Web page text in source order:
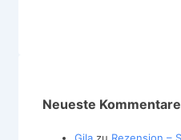
Neueste Kommentare
Gila zu Rezension –